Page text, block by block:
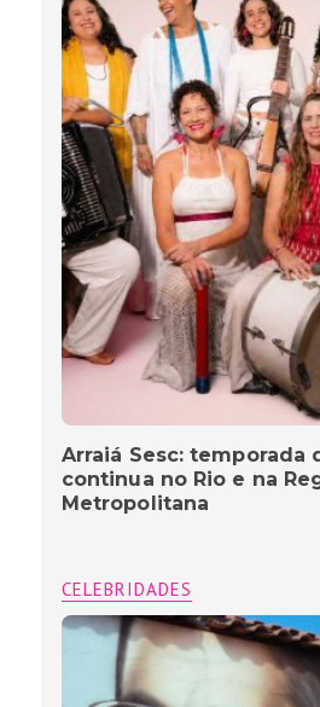
Arraiá Sesc: temporada
continua no Rio e na
Metropolitana
CELEBRIDADES